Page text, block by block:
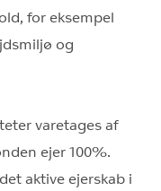
for eksempel
og
varetages af
ejer 100%.
aktive ejerskab i